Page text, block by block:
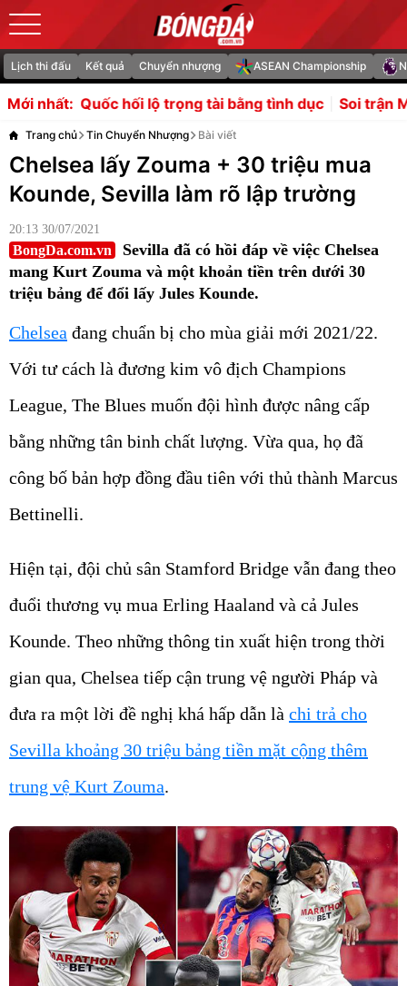
Lịch thi đấu Kết quả Chuyển nhượng ASEAN Championship
Mới nhất:
hối lộ trọng tài bằng tình dục Soi trận Malaysia vs
Trang chủ Tin Chuyển Nhượng Bài viết
Chelsea lấy Zouma + 30 triệu mua
Kounde, Sevilla làm rõ lập trường
20:13 30/07/2021
BongDa.com.vn
Sevilla đã có hồi đáp về việc Chelsea
mang Kurt Zouma và một khoản tiền trên dưới 30
triệu bảng để đổi lấy Jules Kounde.
Chelsea đang chuẩn bị cho mùa giải mới 2021/22.
Với tư cách là đương kim vô địch Champions
League, The Blues muốn đội hình được nâng cấp
bằng những tân binh chất lượng. Vừa qua, họ đã
công bố bản hợp đồng đầu tiên với thủ thành Marcus
Bettinelli.
Hiện tại, đội chủ sân Stamford Bridge vẫn đang theo
đuổi thương vụ mua Erling Haaland và cả Jules
Kounde. Theo những thông tin xuất hiện trong thời
gian qua, Chelsea tiếp cận trung vệ người Pháp và
đưa ra một lời đề nghị khá hấp dẫn là chi trả cho
Sevilla khoảng 30 triệu bảng tiền mặt cộng thêm
trung vệ Kurt Zouma.